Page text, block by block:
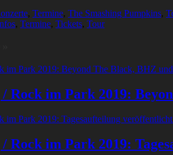
, Termine, The Smashing Pumpkins,
, Termine, Tickets, Tour
Rock im Park 2019:
Rock im Park 2019: